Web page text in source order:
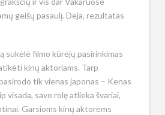
geišų pasaulį. Deja, rezultatas
sukėlė filmo kūrėjų pasirinkimas
kinų aktoriams. Tarp
tik vienas japonas – Kenas
visada, savo rolę atlieka švariai,
Garsioms kinų aktorėms